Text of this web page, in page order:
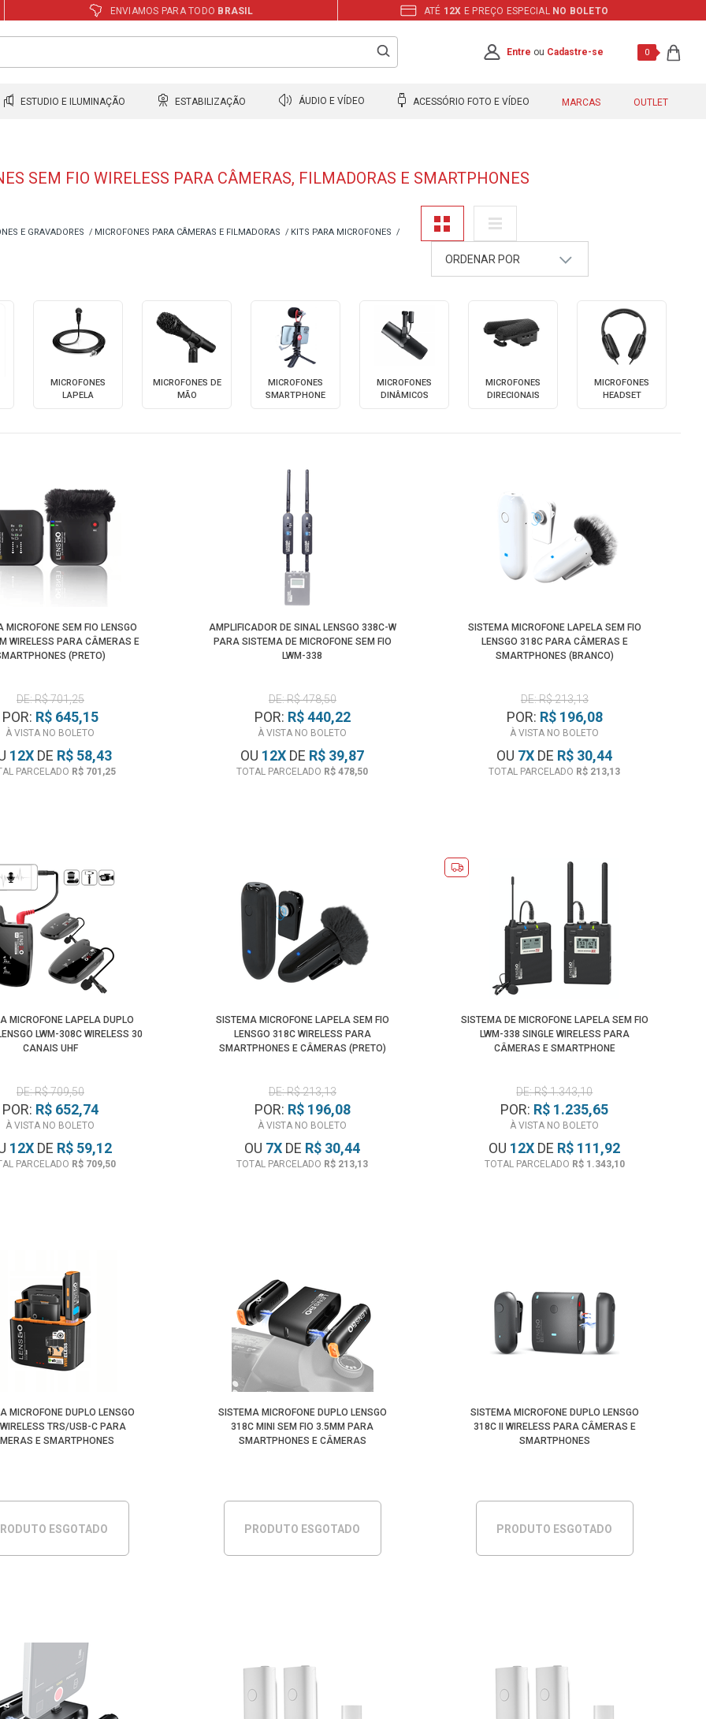
ENVIAMOS PARA TODO BRASIL ATÉ 12X E PREÇO ESPECIAL NO BOLETO
Entre ou Cadastre-se 0
ESTUDIO E ILUMINAÇÃO ESTABILIZAÇÃO ÁUDIO E VÍDEO ACESSÓRIO FOTO E VÍDEO MARCAS OUTLET
SEM FIO WIRELESS PARA CÂMERAS, FILMADORAS E SMARTPHONES
E GRAVADORES MICROFONES PARA CÂMERAS E FILMADORAS KITS PARA MICROFONES
ORDENAR POR
Z - A
Mais Vendidos
Menor Preço
MICROFONES
LAPELA
MICROFONES DE
MÃO
MICROFONES
SMARTPHONE
MICROFONES
DINÂMICOS
MICROFONES
DIRECIONAIS
MICROFONES
HEADSET
MICROFONE SEM FIO LENSGO
WIRELESS PARA CÂMERAS E
(PRETO)
DE: R$ 701,25
POR: R$ 645,15
À VISTA NO BOLETO
12X DE R$ 58,43
PARCELADO R$ 701,25
AMPLIFICADOR DE SINAL LENSGO 338C-W
PARA SISTEMA DE MICROFONE SEM FIO
LWM-338
DE: R$ 478,50
POR: R$ 440,22
À VISTA NO BOLETO
OU 12X DE R$ 39,87
TOTAL PARCELADO R$ 478,50
SISTEMA MICROFONE LAPELA SEM FIO
LENSGO 318C PARA CÂMERAS E
SMARTPHONES (BRANCO)
DE: R$ 213,13
POR: R$ 196,08
À VISTA NO BOLETO
OU 7X DE R$ 30,44
TOTAL PARCELADO R$ 213,13
MICROFONE LAPELA DUPLO
LWM-308C WIRELESS 30
CANAIS UHF
DE: R$ 709,50
POR: R$ 652,74
À VISTA NO BOLETO
12X DE R$ 59,12
PARCELADO R$ 709,50
SISTEMA MICROFONE LAPELA SEM FIO
LENSGO 318C WIRELESS PARA
SMARTPHONES E CÂMERAS (PRETO)
DE: R$ 213,13
POR: R$ 196,08
À VISTA NO BOLETO
OU 7X DE R$ 30,44
TOTAL PARCELADO R$ 213,13
SISTEMA DE MICROFONE LAPELA SEM FIO
LWM-338 SINGLE WIRELESS PARA
CÂMERAS E SMARTPHONE
DE: R$ 1.343,10
POR: R$ 1.235,65
À VISTA NO BOLETO
OU 12X DE R$ 111,92
TOTAL PARCELADO R$ 1.343,10
MICROFONE DUPLO LENSGO
TRS/USB-C PARA
E SMARTPHONES
ESGOTADO
SISTEMA MICROFONE DUPLO LENSGO
318C MINI SEM FIO 3.5MM PARA
SMARTPHONES E CÂMERAS
PRODUTO ESGOTADO
SISTEMA MICROFONE DUPLO LENSGO
318C II WIRELESS PARA CÂMERAS E
SMARTPHONES
PRODUTO ESGOTADO